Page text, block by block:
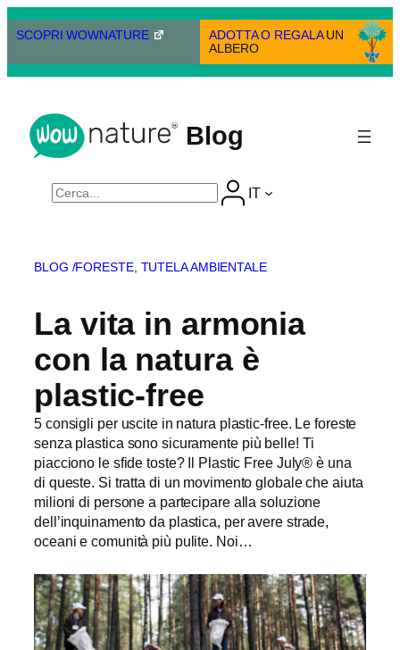
Vai
alSCOPRI WOWNATURE ADOTTA O REGALAUN
ALBERO
Blog
Cerca IT
BLOG /FORESTE, TUTELA AMBIENTALE
La vita in armonia
con la natura è
plastic-free
5 consigli per uscite in natura plastic-free. Le foreste
senza plastica sono sicuramente più belle! Ti
piacciono le sfide toste? Il Plastic Free July® è una
di queste. Si tratta di un movimento globale che aiuta
milioni di persone a partecipare alla soluzione
dell’inquinamento da plastica, per avere strade,
oceani e comunità più pulite. Noi…